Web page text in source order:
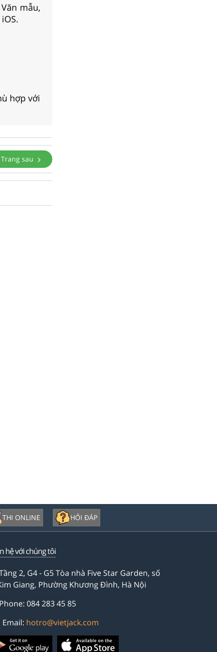
mẫu,
hợp với
Trang sau
THI ONLINE HỎI ĐÁP
hệ với chúng tôi
2, G4 - G5 Tòa nhà Five Star Garden, số
Giang, Phường Khương Đình, Hà Nội
Phone: 084 283 45 85
Email: hotro@vietjack.com